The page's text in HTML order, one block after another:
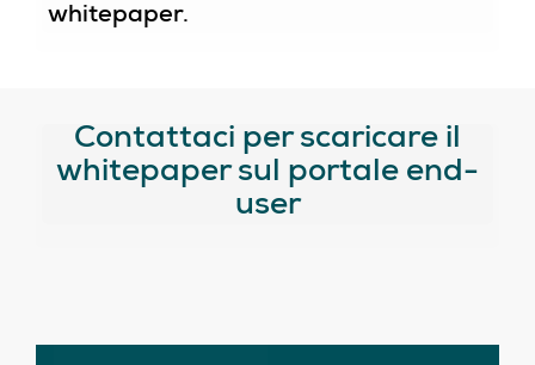
whitepaper.
Contattaci per scaricare il
whitepaper sul portale end-
user